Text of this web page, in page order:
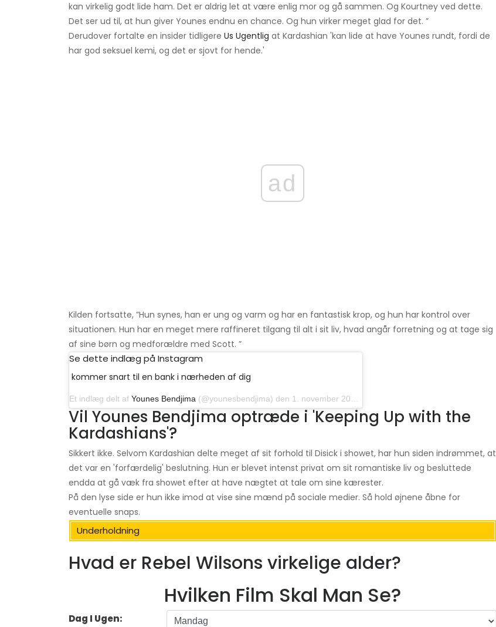
kan virkelig godt lide ham. Det er aldrig let at være enlig mor og gå sammen. Og Kourtney ved dette.
Det ser ud til, at hun giver Younes endnu en chance. Og hun virker meget glad for det. ”
Derudover fortalte en insider tidligere Us Ugentlig at Kardashian 'kan lide at have Younes rundt, fordi de
har god seksuel kemi, og det er sjovt for hende.'
ad
Kilden fortsatte, ”Hun synes, han er ung og varm og har en fantastisk krop, og hun har kontrol over
situationen. Hun har en meget mere raffineret tilgang til alt i sit liv, hvad angår forretning og at tage sig
af sine børn og medforældre med Scott. ”
Se dette indlæg på Instagram
kommer snart til en bank i nærheden af ​​dig
Et indlæg delt af Younes Bendjima (@younesbendjima) den 1. november 2017 kl 10:42 PDT
Vil Younes Bendjima optræde i 'Keeping Up with the
Kardashians'?
Sikkert ikke. Selvom Kardashian delte meget af sit forhold til Disick i showet, har hun siden indrømmet, at
det var en 'forfærdelig' beslutning. Hun er blevet intenst privat om sit romantiske liv og besluttede
endda at gå væk fra showet efter at have nægtet at tale om sine kærester.
På den lyse side er hun ikke imod at vise sine mænd på sociale medier. Så hold øjnene åbne for
eventuelle snaps.
Underholdning
Hvad er Rebel Wilsons virkelige alder?
Hvilken Film Skal Man Se?
Dag I Ugen: